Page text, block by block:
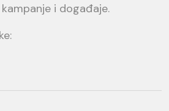
i događaje.